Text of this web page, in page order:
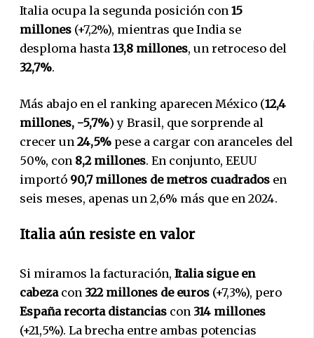
Italia ocupa la segunda posición con 15
millones (+7,2%), mientras que India se
desploma hasta 13,8 millones, un retroceso del
32,7%.
Más abajo en el ranking aparecen México (12,4
millones, -5,7%) y Brasil, que sorprende al
crecer un 24,5% pese a cargar con aranceles del
50%, con 8,2 millones. En conjunto, EEUU
importó 90,7 millones de metros cuadrados en
seis meses, apenas un 2,6% más que en 2024.
Italia aún resiste en valor
Si miramos la facturación, Italia sigue en
cabezacon 322 millones de euros (+7,3%), pero
España recorta distancias con 314 millones
(+21,5%). La brecha entre ambas potencias